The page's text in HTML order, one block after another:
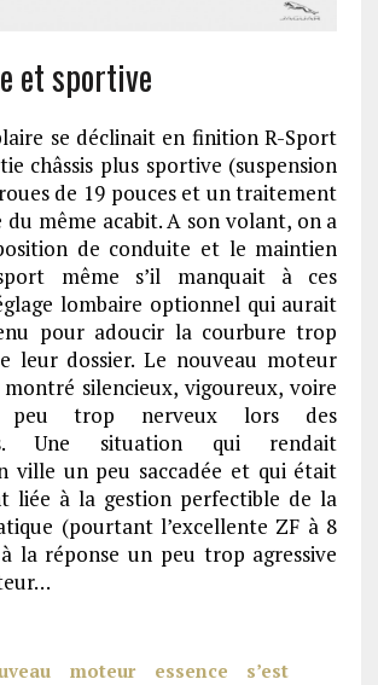
et sportive
se déclinait en finition R-Sport
châssis plus sportive (suspension
de 19 pouces et un traitement
du même acabit. A son volant, on a
de conduite et le maintien
même s’il manquait à ces
lombaire optionnel qui aurait
pour adoucir la courbure trop
leur dossier. Le nouveau moteur
montré silencieux, vigoureux, voire
peu trop nerveux lors des
Une situation qui rendait
ville un peu saccadée et qui était
liée à la gestion perfectible de la
(pourtant l’excellente ZF à 8
la réponse un peu trop agressive
moteur essence s’est